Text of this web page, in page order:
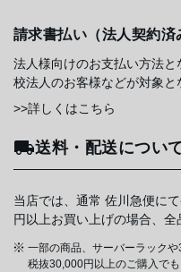
請求書払い（法人契約済
法人様向けのお支払い方法
校法人のお客様などが対象と
>>詳しくはこちら
送料・配送につい
当店では、通常 佐川急便に
円以上お買い上げの場合、全
一部の商品、サーバーラック
税抜30,000円以上のご購入で